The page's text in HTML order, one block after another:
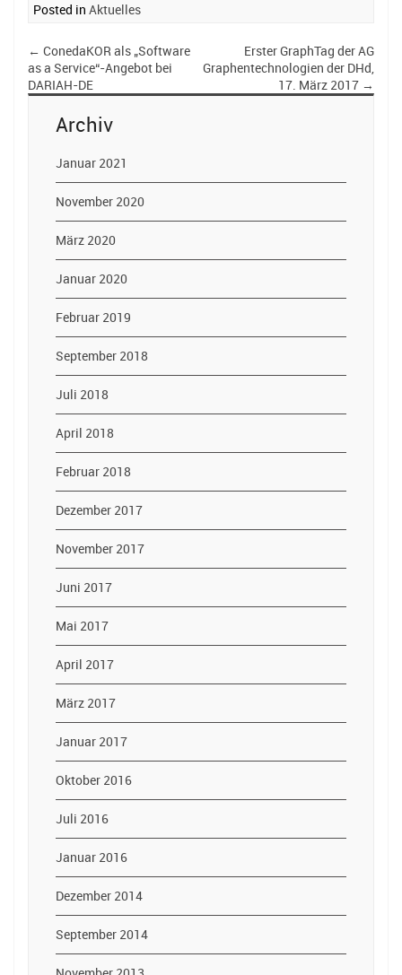
Posted in Aktuelles
← ConedaKOR als „Software
as a Service“-Angebot bei
DARIAH-DE
Erster GraphTag der AG
Graphentechnologien der DHd,
17. März 2017 →
Archiv
Januar 2021
November 2020
März 2020
Januar 2020
Februar 2019
September 2018
Juli 2018
April 2018
Februar 2018
Dezember 2017
November 2017
Juni 2017
Mai 2017
April 2017
März 2017
Januar 2017
Oktober 2016
Juli 2016
Januar 2016
Dezember 2014
September 2014